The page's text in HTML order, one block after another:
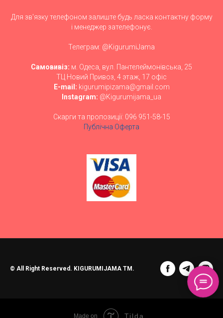
Для зв'язку телефоном залиште будь ласка контактну форму
і менеджер зателефонує.
Телеграм: @KigurumiJama
Самовивіз: м. Одеса, вул. Пантелеймонівська, 25
ТЦ Новий Привоз, 4 этаж, 17 офіс
E-mail: kigurumipizama@gmail.com
Instagram: @Kigurumijama_ua
Скарги та пропозиції: 096 951-58-15
Публічна Оферта
© All Right Reserved. KIGURUMIJAMA TM.
Made on Tilda